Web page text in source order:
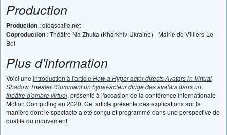
Production
Production : didascalie.net
Coproduction : Théâtre Na Zhuka (Kharkhiv-Ukraine) - Mairie de Villiers-Le-
Bel
Plus d'information
Voici une introduction à l'article How a Hyper-actor directs Avatars in Virtual
Shadow Theater (Comment un hyper-acteur dirige des avatars dans un
théâtre d'ombre virtuel, présenté à l'occasion de la conférence internationale
Motion Computing en 2020. Cet article présente des explications sur la
manière dont le spectacle a été conçu et programmé dans une perspective de
qualité du mouvement.